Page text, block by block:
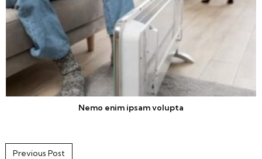
Nemo enim ipsam volupta
Post navigation
Previous Post